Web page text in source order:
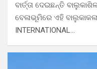
ବାର୍ତ୍ତା ଦେଇଛନ୍ତି
ବେଳାଭୂମିରେ ଏହି
INTERNATIONAL…